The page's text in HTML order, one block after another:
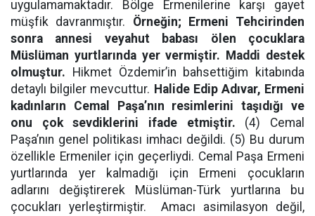
uygulamamaktadır. Bölge Ermenilerine karşı gayet
müşfik davranmıştır. Örneğin; Ermeni Tehcirinden
sonra annesi veyahut babası ölen çocuklara
Müslüman yurtlarında yer vermiştir. Maddi destek
olmuştur. Hikmet Özdemir’in bahsettiğim kitabında
detaylı bilgiler mevcuttur. Halide Edip Adıvar, Ermeni
kadınların Cemal Paşa’nın resimlerini taşıdığı ve
onu çok sevdiklerini ifade etmiştir. (4) Cemal
Paşa’nın genel politikası imhacı değildi. (5) Bu durum
özellikle Ermeniler için geçerliydi. Cemal Paşa Ermeni
yurtlarında yer kalmadığı için Ermeni çocukların
adlarını değiştirerek Müslüman-Türk yurtlarına bu
çocukları yerleştirmiştir. Amacı asimilasyon değil,